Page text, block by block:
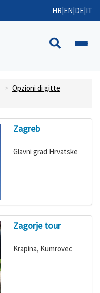
HR|EN|DE|IT
Opzioni di gitte
Zagreb
Glavni grad Hrvatske
Zagorje tour
Krapina, Kumrovec